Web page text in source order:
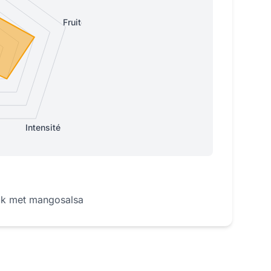
Fruitée
Intensité
met mangosalsa